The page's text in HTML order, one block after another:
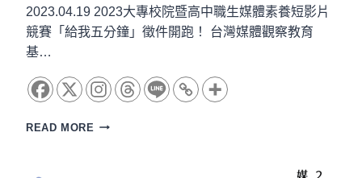
2023.04.19 2023大專校院暨高中職生媒體素養短影片
競賽「給我五分鐘」徵件開跑！ 台灣媒體觀察教育
基…
READ MORE